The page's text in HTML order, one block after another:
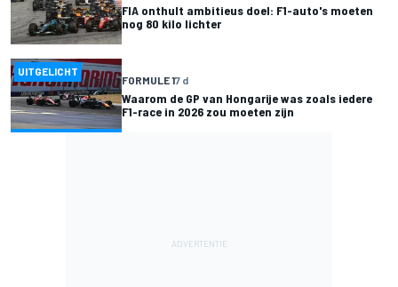
FIA onthult ambitieus doel: F1-auto's moeten
nog 80 kilo lichter
UITGELICHT
FORMULE 17 d
Waarom de GP van Hongarije was zoals iedere
F1-race in 2026 zou moeten zijn